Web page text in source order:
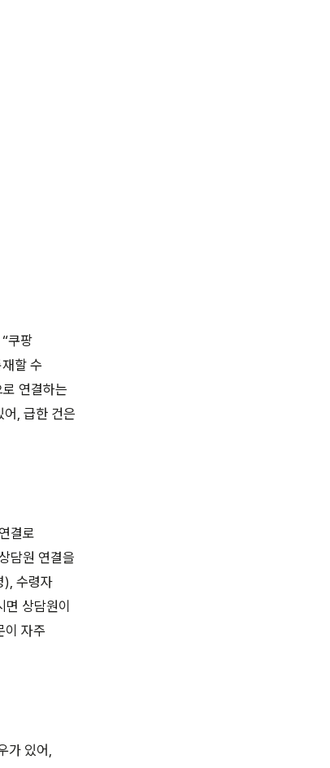
쿠팡
할 수
연결하는
, 급한 건은
결로
담원 연결을
), 수령자
면 상담원이
이 자주
가 있어,